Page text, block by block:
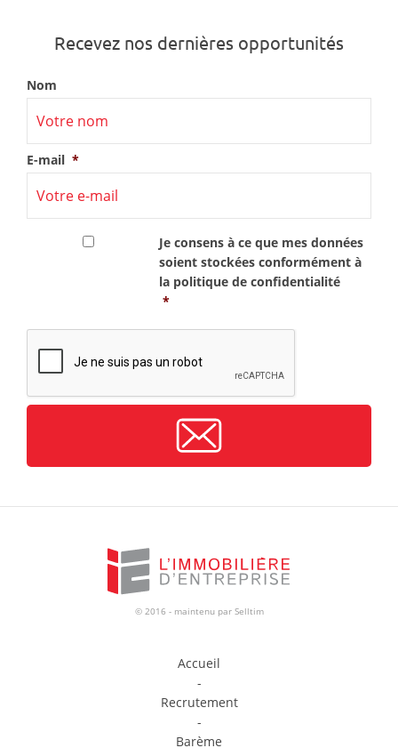
Recevez nos dernières opportunités
Nom
E-mail *
Je consens à ce que mes données
soient stockées conformément à
la politique de confidentialité
*
© 2016 - maintenu par Selltim
Accueil
-
Recrutement
-
Barème